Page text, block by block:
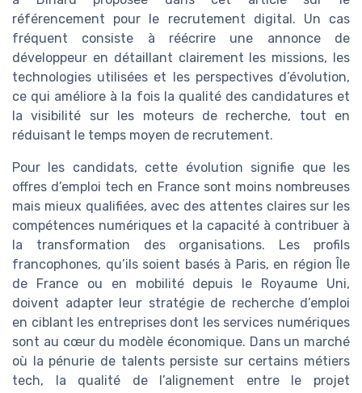
référencement pour le recrutement digital. Un cas
fréquent consiste à réécrire une annonce de
développeur en détaillant clairement les missions, les
technologies utilisées et les perspectives d’évolution,
ce qui améliore à la fois la qualité des candidatures et
la visibilité sur les moteurs de recherche, tout en
réduisant le temps moyen de recrutement.
Pour les candidats, cette évolution signifie que les
offres d’emploi tech en France sont moins nombreuses
mais mieux qualifiées, avec des attentes claires sur les
compétences numériques et la capacité à contribuer à
la transformation des organisations. Les profils
francophones, qu’ils soient basés à Paris, en région Île
de France ou en mobilité depuis le Royaume Uni,
doivent adapter leur stratégie de recherche d’emploi
en ciblant les entreprises dont les services numériques
sont au cœur du modèle économique. Dans un marché
où la pénurie de talents persiste sur certains métiers
tech, la qualité de l’alignement entre le projet